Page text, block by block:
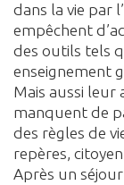
dans la vie par
empêchent
des outils tels
enseignement
Mais aussi
manquent de
des règles de
repères,
Après un